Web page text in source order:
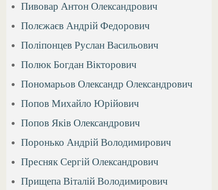
Пивовар Антон Олександрович
Полєжаєв Андрій Федорович
Поліпонцев Руслан Васильович
Полюк Богдан Вікторович
Пономарьов Олександр Олександрович
Попов Михайло Юрійович
Попов Яків Олександрович
Поронько Андрій Володимирович
Пресняк Сергій Олександрович
Прищепа Віталій Володимирович